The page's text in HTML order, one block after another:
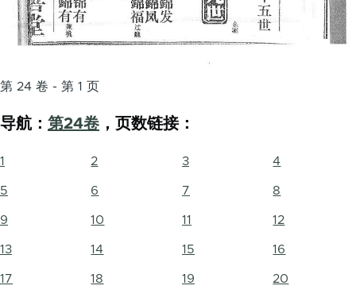
第 24 卷 - 第 1 页
导航： 第24卷 ，页数链接：
1 2 3 4
5 6 7 8
9 10 11 12
13 14 15 16
17 18 19 20